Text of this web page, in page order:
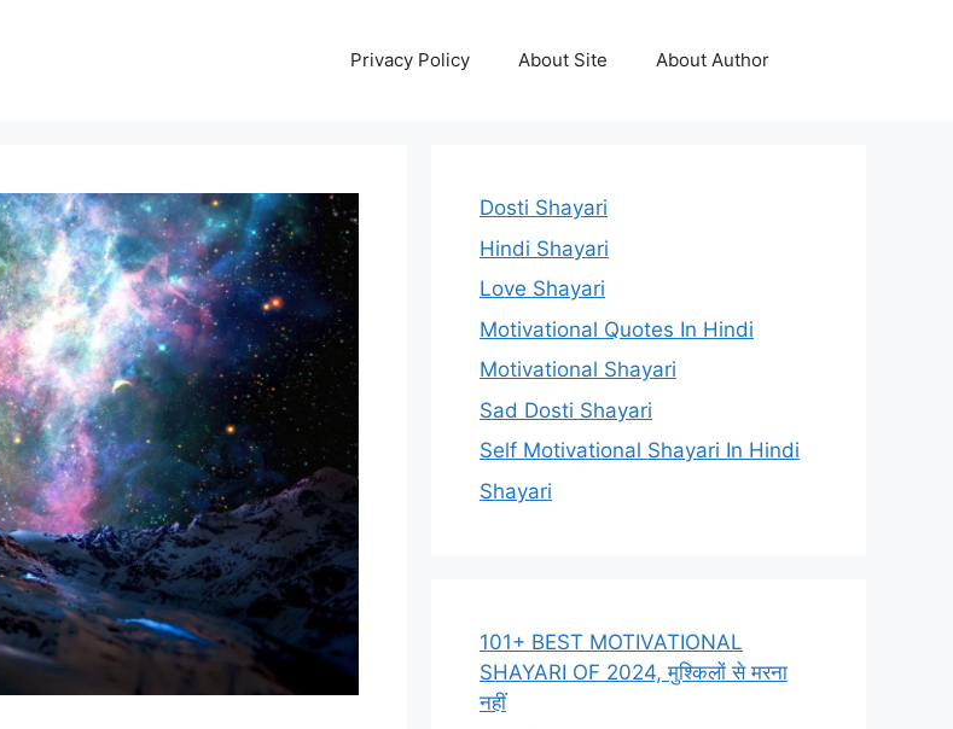
Privacy Policy About Site About Author
Dosti Shayari
Hindi Shayari
Love Shayari
Motivational Quotes In Hindi
Motivational Shayari
Sad Dosti Shayari
Self Motivational Shayari In Hindi
Shayari
101+ BEST MOTIVATIONAL
SHAYARI OF 2024, मुश्किलों से मरना
नहीं